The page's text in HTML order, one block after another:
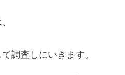
調査しにいきます。